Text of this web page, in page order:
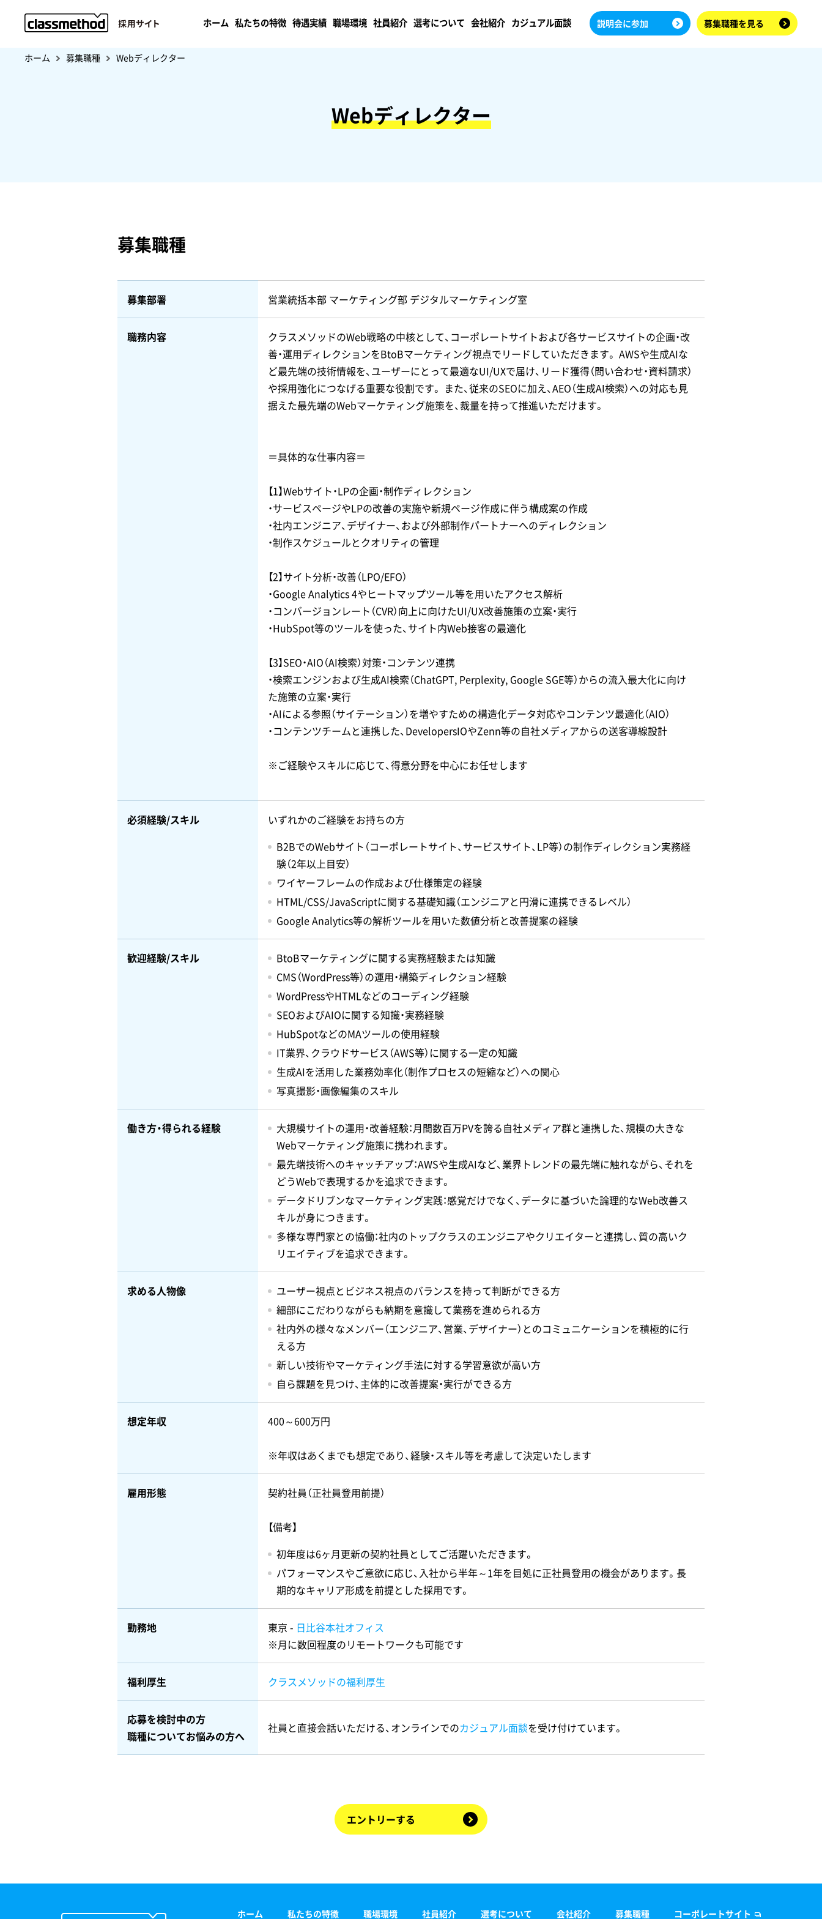
ホーム 私たちの特徴 待遇実績 職場環境 社員紹介 選考について 会社紹介 カジュアル面談 説明会に参加 募集職種を見る
ホーム 募集職種 Webディレクター
Webディレクター
募集職種
募集部署 営業統括本部 マーケティング部 デジタルマーケティング室
職務内容
クラスメソッドのWeb戦略の中核として、コーポレートサイトおよび各サービスサイトの企画・改
善・運用ディレクションをBtoBマーケティング視点でリードしていただきます。 AWSや生成AIな
ど最先端の技術情報を、ユーザーにとって最適なUI/UXで届け、リード獲得（問い合わせ・資料請求）
や採用強化につなげる重要な役割です。 また、従来のSEOに加え、AEO（生成AI検索）への対応も見
据えた最先端のWebマーケティング施策を、裁量を持って推進いただけます。
＝具体的な仕事内容＝
【1】Webサイト・LPの企画・制作ディレクション
・サービスページやLPの改善の実施や新規ページ作成に伴う構成案の作成
・社内エンジニア、デザイナー、および外部制作パートナーへのディレクション
・制作スケジュールとクオリティの管理
【2】サイト分析・改善（LPO/EFO）
・Google Analytics 4やヒートマップツール等を用いたアクセス解析
・コンバージョンレート（CVR）向上に向けたUI/UX改善施策の立案・実行
・HubSpot等のツールを使った、サイト内Web接客の最適化
【3】SEO・AIO（AI検索）対策・コンテンツ連携
・検索エンジンおよび生成AI検索（ChatGPT, Perplexity, Google SGE等）からの流入最大化に向け
た施策の立案・実行
・AIによる参照（サイテーション）を増やすための構造化データ対応やコンテンツ最適化（AIO）
・コンテンツチームと連携した、DevelopersIOやZenn等の自社メディアからの送客導線設計
※ご経験やスキルに応じて、得意分野を中心にお任せします
必須経験/スキル
いずれかのご経験をお持ちの方
B2BでのWebサイト（コーポレートサイト、サービスサイト、LP等）の制作ディレクション実務経
験（2年以上目安）
ワイヤーフレームの作成および仕様策定の経験
HTML/CSS/JavaScriptに関する基礎知識（エンジニアと円滑に連携できるレベル）
Google Analytics等の解析ツールを用いた数値分析と改善提案の経験
歓迎経験/スキル
BtoBマーケティングに関する実務経験または知識
CMS（WordPress等）の運用・構築ディレクション経験
WordPressやHTMLなどのコーディング経験
SEOおよびAIOに関する知識・実務経験
HubSpotなどのMAツールの使用経験
IT業界、クラウドサービス（AWS等）に関する一定の知識
生成AIを活用した業務効率化（制作プロセスの短縮など）への関心
写真撮影・画像編集のスキル
働き方・得られる経験
大規模サイトの運用・改善経験：月間数百万PVを誇る自社メディア群と連携した、規模の大きな
Webマーケティング施策に携われます。
最先端技術へのキャッチアップ：AWSや生成AIなど、業界トレンドの最先端に触れながら、それを
どうWebで表現するかを追求できます。
データドリブンなマーケティング実践：感覚だけでなく、データに基づいた論理的なWeb改善ス
キルが身につきます。
多様な専門家との協働：社内のトップクラスのエンジニアやクリエイターと連携し、質の高いク
リエイティブを追求できます。
求める人物像
ユーザー視点とビジネス視点のバランスを持って判断ができる方
細部にこだわりながらも納期を意識して業務を進められる方
社内外の様々なメンバー（エンジニア、営業、デザイナー）とのコミュニケーションを積極的に行
える方
新しい技術やマーケティング手法に対する学習意欲が高い方
自ら課題を見つけ、主体的に改善提案・実行ができる方
想定年収 400～600万円
※年収はあくまでも想定であり、経験・スキル等を考慮して決定いたします
雇用形態 契約社員（正社員登用前提）
【備考】
初年度は6ヶ月更新の契約社員としてご活躍いただきます。
パフォーマンスやご意欲に応じ、入社から半年～1年を目処に正社員登用の機会があります。長
期的なキャリア形成を前提とした採用です。
勤務地 東京 - 日比谷本社オフィス
※月に数回程度のリモートワークも可能です
福利厚生 クラスメソッドの福利厚生
応募を検討中の方
職種についてお悩みの方へ
社員と直接会話いただける、オンラインでのカジュアル面談を受け付けています。
エントリーする
ホーム 私たちの特徴 職場環境 社員紹介 選考について 会社紹介 募集職種 コーポレートサイト